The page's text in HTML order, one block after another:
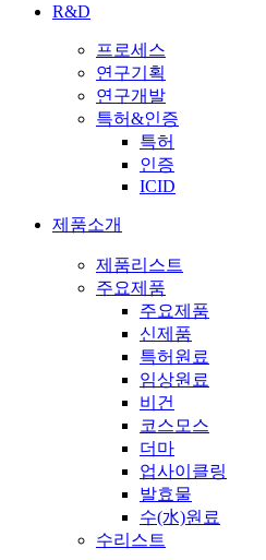
R&D
프로세스
연구기획
연구개발
특허&인증
특허
인증
ICID
제품소개
제품리스트
주요제품
주요제품
신제품
특허원료
임상원료
비건
코스모스
더마
업사이클링
발효물
수(水)원료
수리스트